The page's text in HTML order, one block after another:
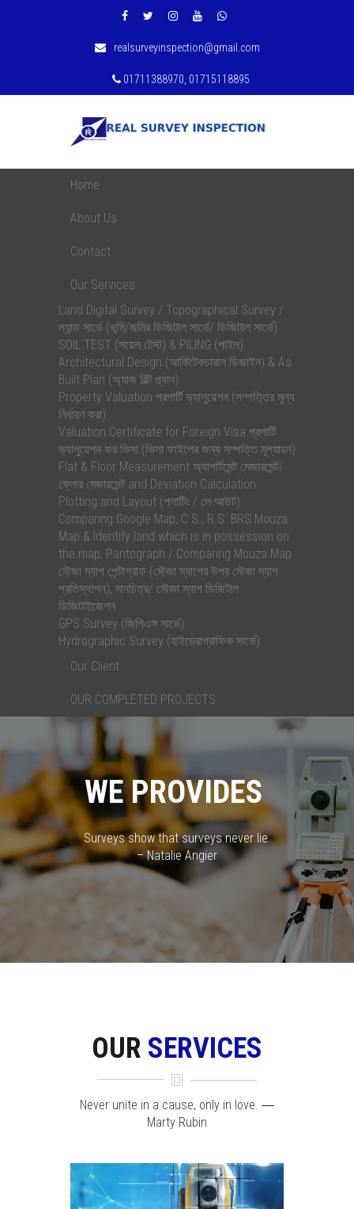
realsurveyinspection@gmail.com
01711388970, 01715118895
Home
About Us
Contact
Our Services
Land Digital Survey / Topographical Survey /
ল্যান্ড সার্ভে (ভূমি/জমির ডিজিটাল সার্ভে/ ডিজিটাল সার্ভে)
SOIL TEST (সয়েল টেস্ট) & PILING (পাইল)
Architectural Design (আর্কিটেকচারাল ডিজাইন) & As
Built Plan (অ্যাজ বিল্ট প্ল্যান)
Property Valuation প্রপার্টি ভ্যালুয়েশন (সম্পত্তির মূল্য
নির্ধারণ করা)
Valuation Certificate for Foreign Visa প্রপার্টি
ভ্যালুয়েশন ফর ভিসা (ভিসা ফাইলের জন্য সম্পত্তি মূল্যায়ন)
Flat & Floor Measurement অ্যাপার্টমেন্ট মেজারমেন্ট/
ফ্লোর মেজারমেন্ট and Deviation Calculation
Plotting and Layout (প্লাটিং / লে-আউট)
Comparing Google Map, C.S., R.S. BRS Mouza
Map & Identify land which is in possession on
the map, Pantograph / Comparing Mouza Map
মৌজা ম্যাপ পেন্টাগ্রাফ (মৌজা ম্যাপের উপর মৌজা ম্যাপ
প্রতিস্থাপন), মানচিত্র/ মৌজা ম্যাপ ডিজিটাল
ডিজিটাইজেশন
GPS Survey (জিপিএস সার্ভে)
Hydrographic Survey (হাইড্রোগ্রাফিক সার্ভে)
Our Client
OUR COMPLETED PROJECTS
WE PROVIDES
Surveys show that surveys never lie.
– Natalie Angier
OUR SERVICES
Never unite in a cause, only in love. ―
Marty Rubin